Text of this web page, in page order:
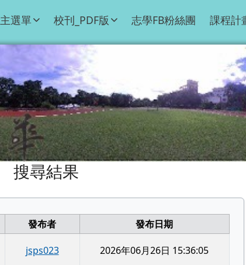
主選單 校刊_PDF版 志學FB粉絲團 課程計
搜尋結果
發布者
發布日期
jsps023 2026年06月26日 15:36:05